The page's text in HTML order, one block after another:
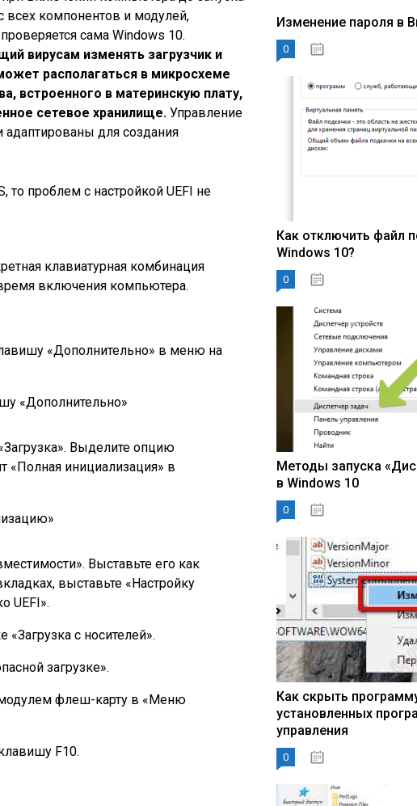
всех компонентов и модулей,
сама Windows 10.
вирусам изменять загрузчик и
располагаться в микросхеме
встроенного в материнскую плату,
сетевое хранилище. Управление
адаптированы для создания
то проблем с настройкой UEFI не
клавиатурная комбинация
включения компьютера.
«Дополнительно» в меню на
«Дополнительно»
Выделите опцию
«Полная инициализация» в
Выставьте его как
выставьте «Настройку
UEFI».
с носителей».
загрузке».
флеш-карту в «Меню
F10.
Изменение пароля в
0
Как отключить файл
Windows 10?
0
Методы запуска
в Windows 10
0
Как скрыть
установленных
управления
0